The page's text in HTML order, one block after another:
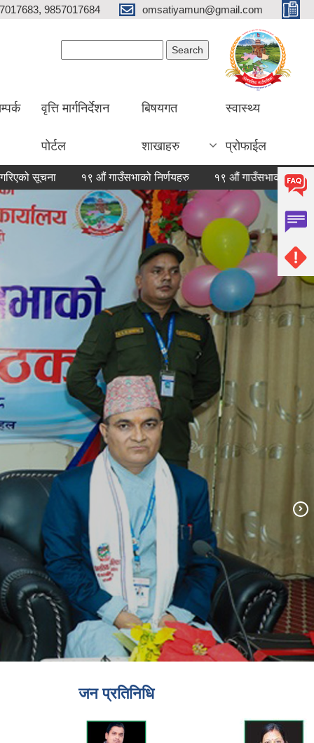
9857017684 omsatiyamun@gmail.com
वृत्ति मार्गनिर्देशन
पोर्टल
बिषयगत
शाखाहरु
स्वास्थ्य
प्रोफाईल
१९ औं गाउँसभाको निर्णयहरु १९ औं गाउँसभाको निर्णयहरु
जन प्रतिनिधि